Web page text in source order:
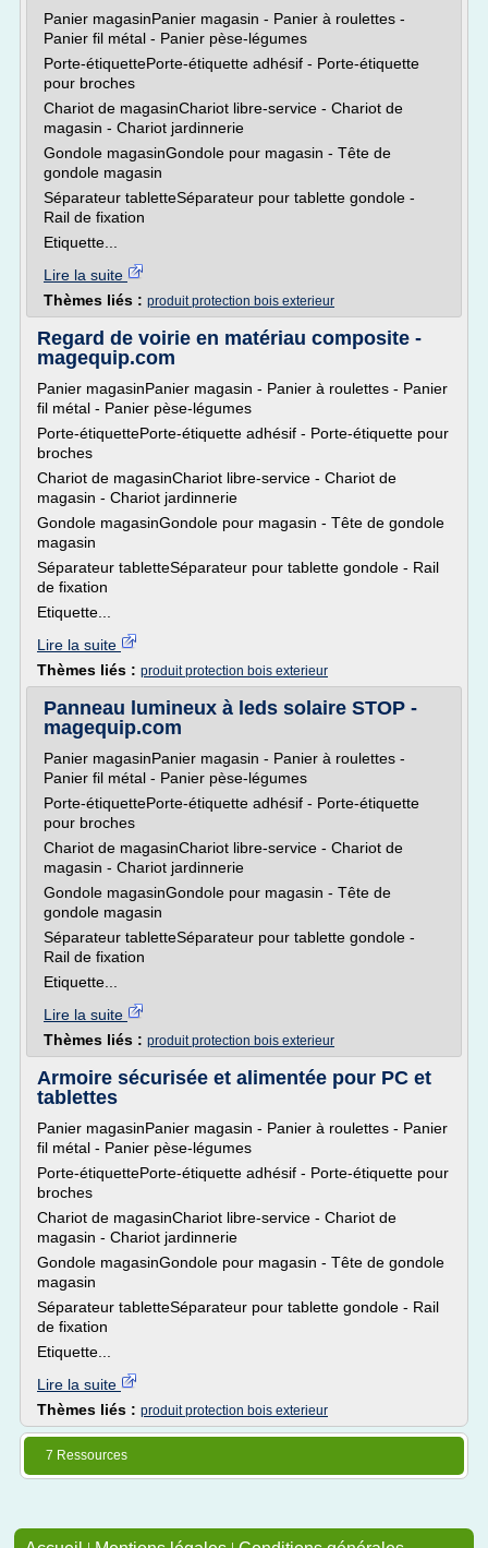
Panier magasinPanier magasin - Panier à roulettes -
Panier fil métal - Panier pèse-légumes
Porte-étiquettePorte-étiquette adhésif - Porte-étiquette
pour broches
Chariot de magasinChariot libre-service - Chariot de
magasin - Chariot jardinnerie
Gondole magasinGondole pour magasin - Tête de
gondole magasin
Séparateur tabletteSéparateur pour tablette gondole -
Rail de fixation
Etiquette...
Lire la suite
Thèmes liés : produit protection bois exterieur
Regard de voirie en matériau composite -
magequip.com
Panier magasinPanier magasin - Panier à roulettes - Panier
fil métal - Panier pèse-légumes
Porte-étiquettePorte-étiquette adhésif - Porte-étiquette pour
broches
Chariot de magasinChariot libre-service - Chariot de
magasin - Chariot jardinnerie
Gondole magasinGondole pour magasin - Tête de gondole
magasin
Séparateur tabletteSéparateur pour tablette gondole - Rail
de fixation
Etiquette...
Lire la suite
Thèmes liés : produit protection bois exterieur
Panneau lumineux à leds solaire STOP -
magequip.com
Panier magasinPanier magasin - Panier à roulettes -
Panier fil métal - Panier pèse-légumes
Porte-étiquettePorte-étiquette adhésif - Porte-étiquette
pour broches
Chariot de magasinChariot libre-service - Chariot de
magasin - Chariot jardinnerie
Gondole magasinGondole pour magasin - Tête de
gondole magasin
Séparateur tabletteSéparateur pour tablette gondole -
Rail de fixation
Etiquette...
Lire la suite
Thèmes liés : produit protection bois exterieur
Armoire sécurisée et alimentée pour PC et
tablettes
Panier magasinPanier magasin - Panier à roulettes - Panier
fil métal - Panier pèse-légumes
Porte-étiquettePorte-étiquette adhésif - Porte-étiquette pour
broches
Chariot de magasinChariot libre-service - Chariot de
magasin - Chariot jardinnerie
Gondole magasinGondole pour magasin - Tête de gondole
magasin
Séparateur tabletteSéparateur pour tablette gondole - Rail
de fixation
Etiquette...
Lire la suite
Thèmes liés : produit protection bois exterieur
7 Ressources